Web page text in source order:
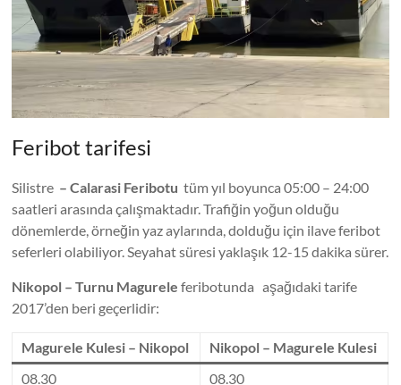
Feribot tarifesi
Silistre – Calarasi Feribotu tüm yıl boyunca 05:00 – 24:00
saatleri arasında çalışmaktadır. Trafiğin yoğun olduğu
dönemlerde, örneğin yaz aylarında, dolduğu için ilave feribot
seferleri olabiliyor. Seyahat süresi yaklaşık 12-15 dakika sürer.
Nikopol – Turnu Magurele feribotunda aşağıdaki tarife
2017’den beri geçerlidir:
Magurele Kulesi – Nikopol
Nikopol – Magurele Kulesi
08.30
08.30